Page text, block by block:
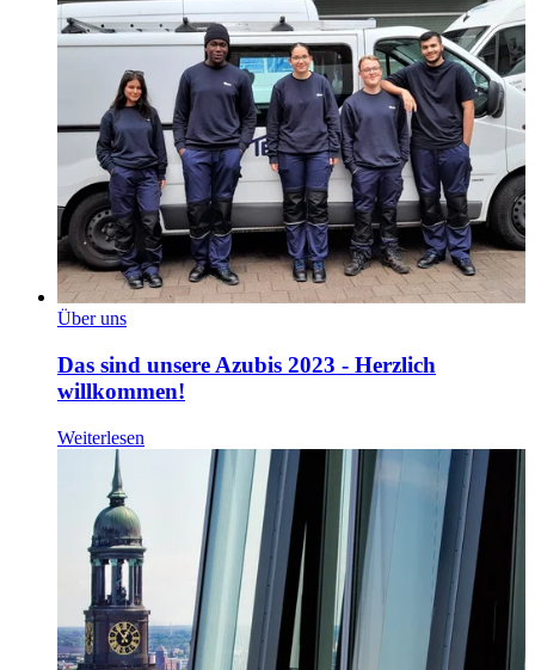
Über uns
Das sind unsere Azubis 2023 - Herzlich
willkommen!
Weiterlesen